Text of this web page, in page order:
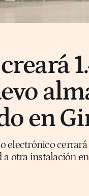
en
electrónico
otra instalación